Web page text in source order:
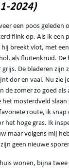
2024)
een poos geleden
flink op. Als ik een
hij breekt vlot, met
als fluitenkruid. De
De bladeren zijn
dor en vaal. Nu zie
de zomer zo goed als
mosterdveld slaan
route, ik
het hoge gras. Ik
maar volgens mij
geen nieuwe
wonen, bijna